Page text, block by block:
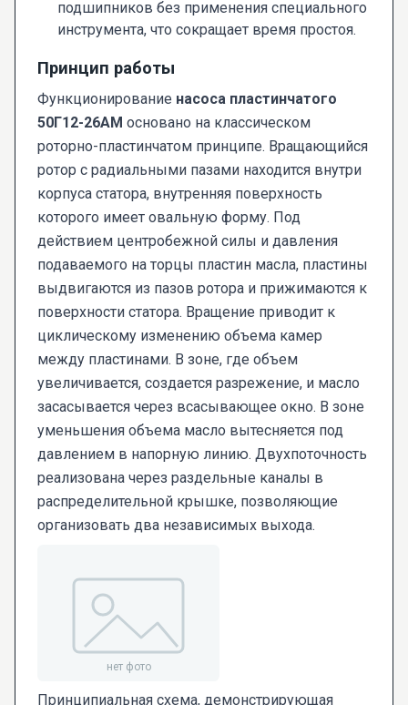
подшипников без применения специального
инструмента, что сокращает время простоя.
Принцип работы
Функционирование насоса пластинчатого
50Г12-26АМ основано на классическом
роторно-пластинчатом принципе. Вращающийся
ротор с радиальными пазами находится внутри
корпуса статора, внутренняя поверхность
которого имеет овальную форму. Под
действием центробежной силы и давления
подаваемого на торцы пластин масла, пластины
выдвигаются из пазов ротора и прижимаются к
поверхности статора. Вращение приводит к
циклическому изменению объема камер
между пластинами. В зоне, где объем
увеличивается, создается разрежение, и масло
засасывается через всасывающее окно. В зоне
уменьшения объема масло вытесняется под
давлением в напорную линию. Двухпоточность
реализована через раздельные каналы в
распределительной крышке, позволяющие
организовать два независимых выхода.
Принципиальная схема, демонстрирующая